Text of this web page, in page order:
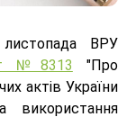
ВРУ
№8313 "Про
актів України
використання